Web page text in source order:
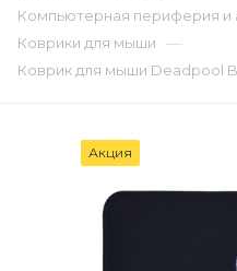
Компьютерная периферия и
Коврики для мыши —
Коврик для мыши Deadpool
Акция